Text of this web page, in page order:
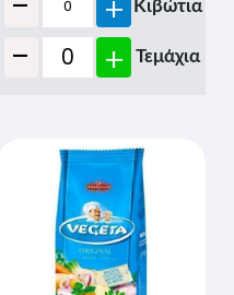
+ Κιβώτια
- + Τεμάχια